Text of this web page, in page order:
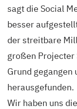
sagt die Social
besser
der streitbare
großen Projecter
Grund gegangen
herausgefunden.
Wir haben uns